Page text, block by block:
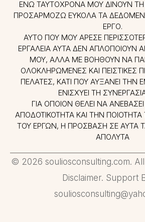
ΕΝΏ ΤΑΥΤΌΧΡΟΝΑ ΜΟΥ ΔΊΝΟΥΝ
ΠΡΟΣΑΡΜΌΖΩ ΕΎΚΟΛΑ ΤΑ
ΈΡΓΟ.
ΑΥΤΌ ΠΟΥ ΜΟΥ ΆΡΕΣΕ
ΕΡΓΑΛΕΊΑ ΑΥΤΆ ΔΕΝ ΑΠΛΟΠΟΙΟΎΝ
ΜΟΥ, ΑΛΛΆ ΜΕ ΒΟΗΘΟΎΝ ΝΑ
ΟΛΟΚΛΗΡΩΜΈΝΕΣ ΚΑΙ ΠΕΙΣΤΙΚΈΣ
ΠΕΛΆΤΕΣ, ΚΆΤΙ ΠΟΥ ΑΥΞΆΝΕΙ ΤΗΝ
ΕΝΙΣΧΎΕΙ ΤΗ
ΓΙΑ ΌΠΟΙΟΝ ΘΈΛΕΙ ΝΑ
ΑΠΟΔΟΤΙΚΌΤΗΤΑ ΚΑΙ ΤΗΝ
ΤΟΥ ΈΡΓΩΝ, Η ΠΡΌΣΒΑΣΗ ΣΕ ΑΥΤΆ
ΑΠΌΛΥΤΑ
© 2026 souliosconsulting.com. All
Disclaimer. Support